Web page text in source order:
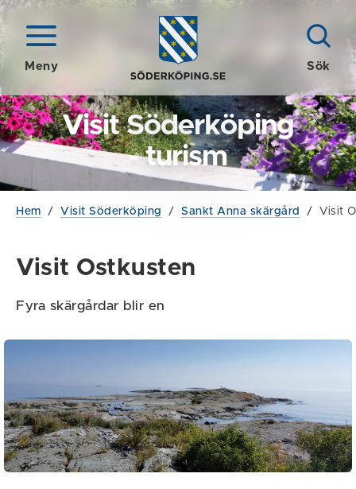
Meny Sök
Visit Söderköping
- turism
Hem / Visit Söderköping / Sankt Anna skärgård / Visit
Visit Ostkusten
Fyra skärgårdar blir en